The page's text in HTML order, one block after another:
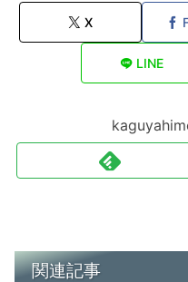
X
LINE
関連記事